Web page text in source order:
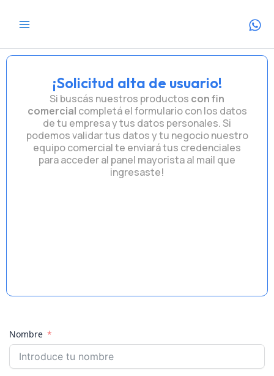
¡Solicitud alta de usuario!
Si buscás nuestros productos con fin
comercial completá el formulario con los datos
de tu empresa y tus datos personales. Si
podemos validar tus datos y tu negocio nuestro
equipo comercial te enviará tus credenciales
para acceder al panel mayorista al mail que
ingresaste!
Nombre